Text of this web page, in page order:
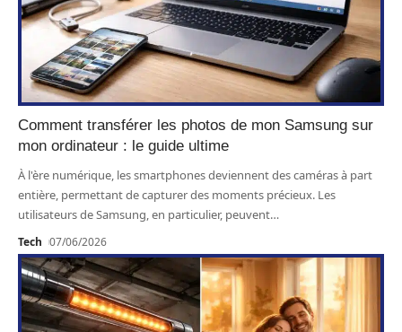
Comment transférer les photos de mon Samsung sur
mon ordinateur : le guide ultime
À l'ère numérique, les smartphones deviennent des caméras à part
entière, permettant de capturer des moments précieux. Les
utilisateurs de Samsung, en particulier, peuvent…
Tech 07/06/2026